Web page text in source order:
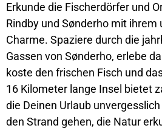
Erkunde die Fischerdörfer und
Rindby und Sønderho mit ihrem
Charme. Spaziere durch die
Gassen von Sønderho, erlebe
koste den frischen Fisch und
16 Kilometer lange Insel bietet
die Deinen Urlaub
den Strand gehen, die Natur